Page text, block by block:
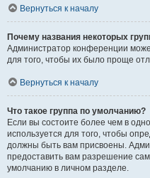
Вернуться к началу
Почему названия некоторых
Администратор конференции
для того, чтобы их было проще
Вернуться к началу
Что такое группа по умолчанию?
Если вы состоите более чем в
используется для того, чтобы
должны быть вам присвоены.
предоставить вам разрешение
умолчанию в личном разделе.